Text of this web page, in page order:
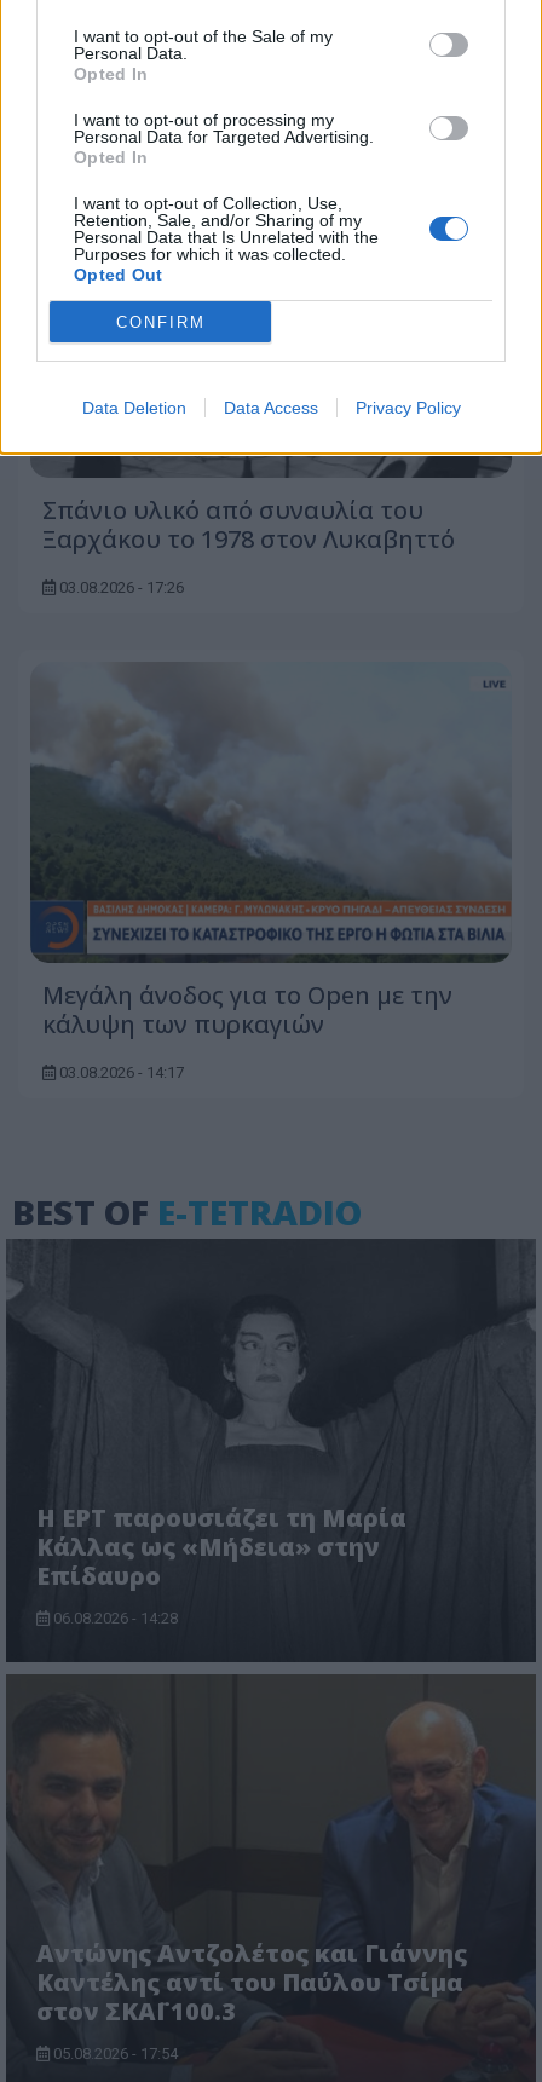
I want to opt-out of the Sale of my
Personal Data.
Opted In
I want to opt-out of processing my
Personal Data for Targeted Advertising.
Opted In
I want to opt-out of Collection, Use,
Retention, Sale, and/or Sharing of my
Personal Data that Is Unrelated with the
Purposes for which it was collected.
Opted Out
CONFIRM
Data Deletion Data Access Privacy Policy
ραδιοφωνικές άδειες ο Παύλος
Μαρινάκης
Σπάνιο υλικό από συναυλία του
Ξαρχάκου το 1978 στον Λυκαβηττό
03.08.2026 - 17:26
Μεγάλη άνοδος για το Open με την
κάλυψη των πυρκαγιών
03.08.2026 - 14:17
BEST OF E-TETRADIO
Η ΕΡΤ παρουσιάζει τη Μαρία
Κάλλας ως «Μήδεια» στην
Επίδαυρο
06.08.2026 - 14:28
Αντώνης Αντζολέτος και Γιάννης
Καντέλης αντί του Παύλου Τσίμα
στον ΣΚΑΪ 100.3
05.08.2026 - 17:54